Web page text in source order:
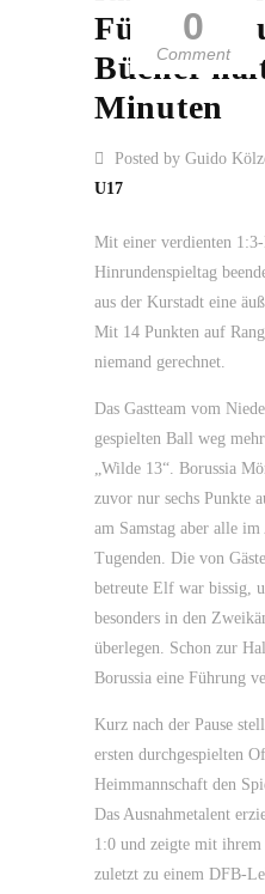
0
Comment
Führung
Bücher
Minuten
Posted by Guido
U17
Mit einer verdienten
Hinrundenspieltag
aus der Kurstadt eine
Mit 14 Punkten auf
niemand gerechnet.
Das Gastteam vom
gespielten Ball weg
„Wilde 13“. Borussia
zuvor nur sechs Punkte
am Samstag aber alle
Tugenden. Die von
betreute Elf war bissig,
besonders in den
überlegen. Schon zur
Borussia eine Führung
Kurz nach der Pause
ersten durchgespielten
Heimmannschaft den
Das Ausnahmetalent
1:0 und zeigte mit
zuletzt zu einem DFB-